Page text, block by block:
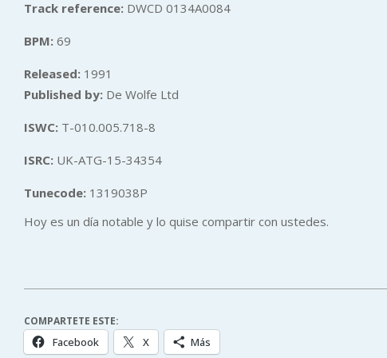
Track reference: DWCD 0134A0084
BPM: 69
Released: 1991
Published by: De Wolfe Ltd
ISWC: T-010.005.718-8
ISRC: UK-ATG-15-34354
Tunecode: 1319038P
Hoy es un día notable y lo quise compartir con ustedes.
COMPARTETE ESTE:
Facebook X Más